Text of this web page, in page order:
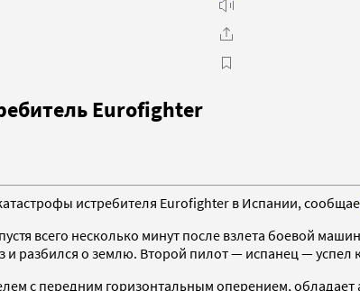
Eurofighter
истребителя Eurofighter в Испании,
всего несколько минут после взлета боевой
разбился о землю. Второй пилот — испанец — успел
с передним горизонтальным оперением, обладает